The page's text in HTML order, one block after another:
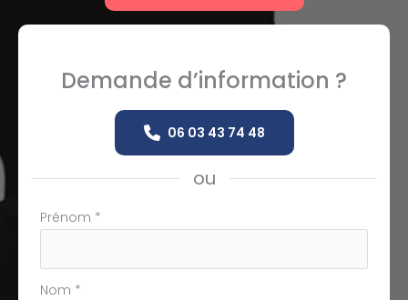
Demande d’information ?
06 03 43 74 48
ou
Formulaire
téléphone
Prénom *
Nom *